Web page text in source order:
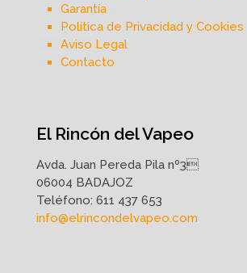
Garantía
Política de Privacidad y Cookies
Aviso Legal
Contacto
El Rincón del Vapeo
Avda. Juan Pereda Pila nº3
06004 BADAJOZ
Teléfono: 611 437 653
info@elrincondelvapeo.com